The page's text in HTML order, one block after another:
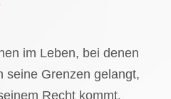
im Leben, bei denen
seine Grenzen gelangt,
Recht kommt.